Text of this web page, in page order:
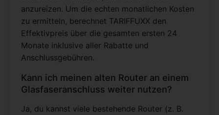
anzureizen. Um die echten monatlichen Kosten
zu ermitteln, berechnet TARIFFUXX den
Effektivpreis über die gesamten ersten 24
Monate inklusive aller Rabatte und
Anschlussgebühren.
Kann ich meinen alten Router an einem
Glasfaseranschluss weiter nutzen?
Ja, du kannst viele bestehende Router (z. B.